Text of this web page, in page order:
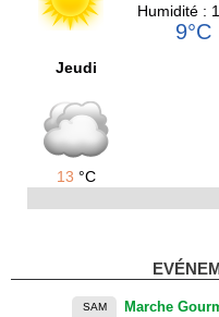
Humidité :
9°C
Jeudi
13 °C
SAM Marche